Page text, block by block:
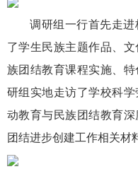
调研组一行首先走
了学生民族主题作品、
族团结教育课程实施、
研组实地走访了学校科
动教育与民族团结教育
团结进步创建工作相关材